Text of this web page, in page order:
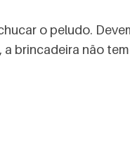
o peludo.
brincadeira não